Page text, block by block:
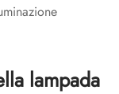
lampada